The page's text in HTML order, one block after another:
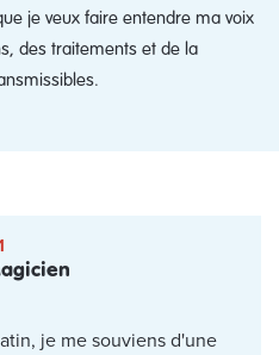
je veux faire entendre ma voix
des traitements et de la
je me souviens d'une